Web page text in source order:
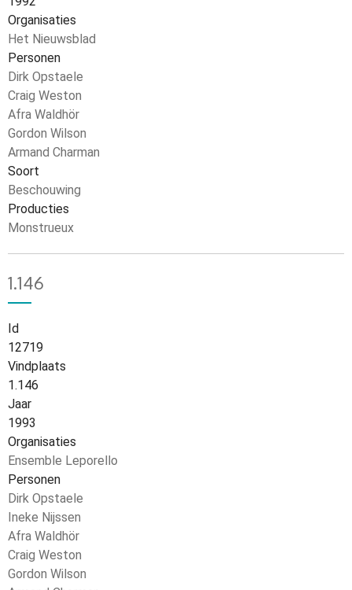
Organisaties
Het Nieuwsblad
Personen
Dirk Opstaele
Craig Weston
Afra Waldhör
Gordon Wilson
Armand Charman
Soort
Beschouwing
Producties
Monstrueux
1.146
Id
12719
Vindplaats
1.146
Jaar
1993
Organisaties
Ensemble Leporello
Personen
Dirk Opstaele
Ineke Nijssen
Afra Waldhör
Craig Weston
Gordon Wilson